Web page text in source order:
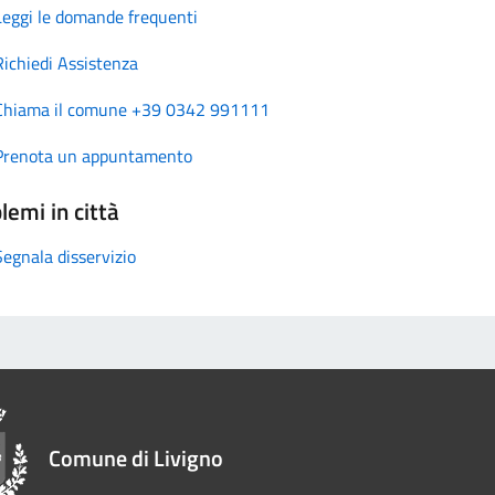
le domande frequenti
Assistenza
il comune +39 0342 991111
un appuntamento
in città
disservizio
Comune di Livigno